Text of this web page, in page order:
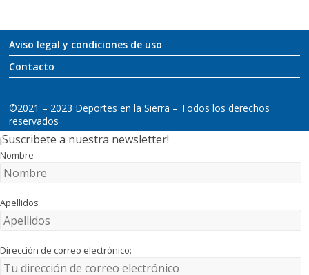
Aviso legal y condiciones de uso
Contacto
©2021 – 2023 Deportes en la Sierra – Todos los derechos
reservados
¡Suscribete a nuestra newsletter!
Nombre
Apellidos
Dirección de correo electrónico: